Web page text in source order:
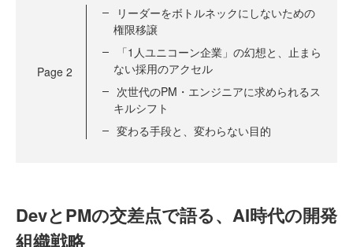
Page 2
リーダーをボトルネックにしないための
権限移譲
「1人ユニコーン企業」の幻想と、止まら
ない採用のアクセル
次世代のPM・エンジニアに求められるス
キルシフト
変わる手段と、変わらない目的
DevとPMの交差点で語る、AI時代の開発
組織戦略